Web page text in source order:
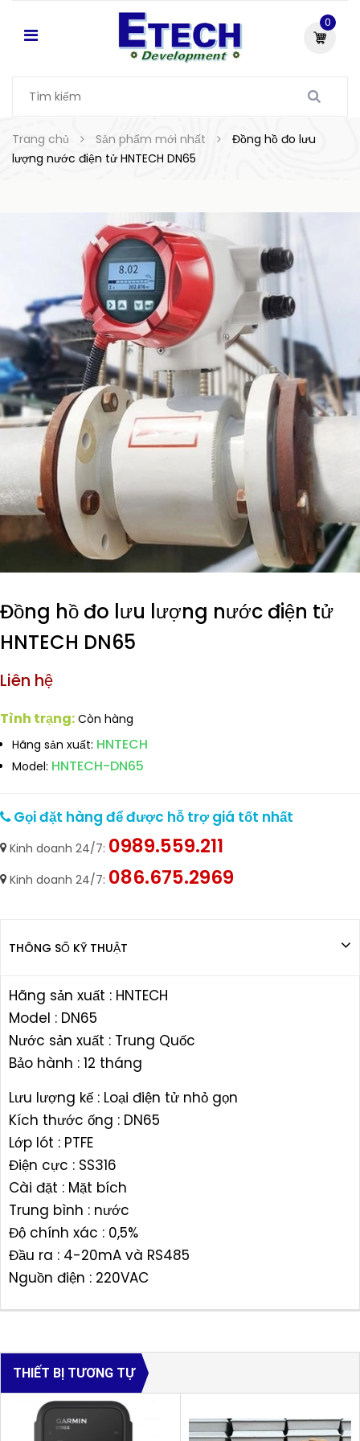
0
Trang chủ Sản phẩm mới nhất
Đồng hồ đo lưu
lượng nước điện tử HNTECH DN65
Đồng hồ đo lưu lượng nước điện tử
HNTECH DN65
Liên hệ
Tình trạng: Còn hàng
Hãng sản xuất: HNTECH
Model: HNTECH-DN65
Gọi đặt hàng để được hỗ trợ giá tốt nhất
Kinh doanh 24/7: 0989.559.211
Kinh doanh 24/7: 086.675.2969
THÔNG SỐ KỸ THUẬT
Hãng sản xuất : HNTECH
Model : DN65
Nước sản xuất : Trung Quốc
Bảo hành : 12 tháng
Lưu lượng kế : Loại điện tử nhỏ gọn
Kích thước ống : DN65
Lớp lót : PTFE
Điện cực : SS316
Cài đặt : Mặt bích
Trung bình : nước
Độ chính xác : 0,5%
Đầu ra : 4-20mA và RS485
Nguồn điện : 220VAC
THIẾT BỊ TƯƠNG TỰ